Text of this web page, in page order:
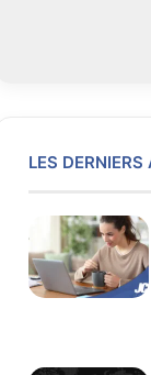
LES DERNIERS